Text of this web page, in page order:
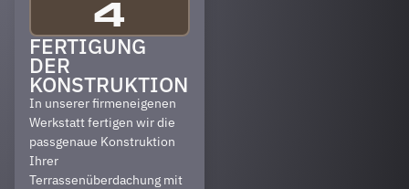
4
FERTIGUNG
DER
KONSTRUKTION
In unserer firmeneigenen
Werkstatt fertigen wir die
passgenaue Konstruktion
Ihrer
Terrassenüberdachung mit